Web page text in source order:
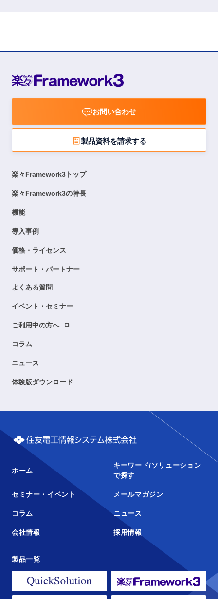
お問い合わせ
製品資料を請求する
楽々Framework3トップ
楽々Framework3の特長
機能
導入事例
価格・ライセンス
サポート・パートナー
よくある質問
イベント・セミナー
ご利用中の方へ
コラム
ニュース
体験版ダウンロード
ホーム
キーワード/ソリューション
で探す
セミナー・イベント メールマガジン
コラム ニュース
会社情報 採用情報
製品一覧